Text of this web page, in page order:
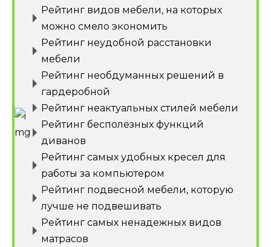
Рейтинг видов мебели, на которых
можно смело экономить
Рейтинг неудобной расстановки
мебели
Рейтинг необдуманных решений в
гардеробной
Рейтинг неактуальных стилей мебели
Рейтинг бесполезных функций
диванов
Рейтинг самых удобных кресел для
работы за компьютером
Рейтинг подвесной мебели, которую
лучше не подвешивать
Рейтинг самых ненадежных видов
матрасов